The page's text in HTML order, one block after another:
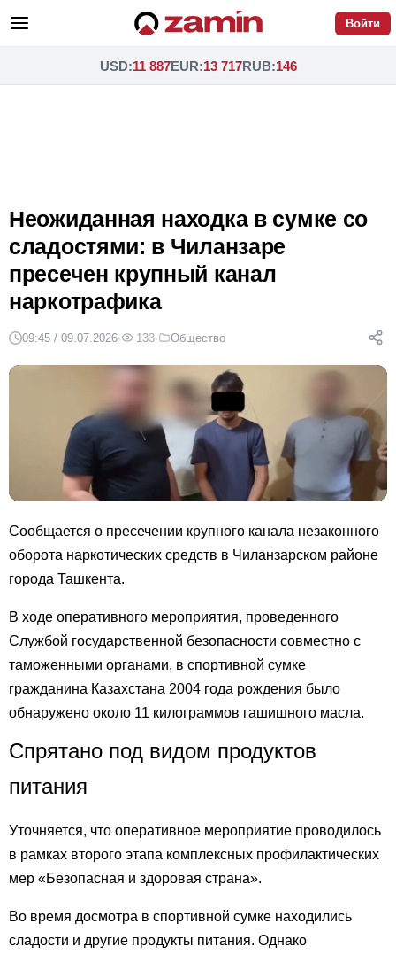
Войти
USD:11 887EUR:13 717RUB:146
Неожиданная находка в сумке со
сладостями: в Чиланзаре
пресечен крупный канал
наркотрафика
09:45 / 09.07.2026· 133· Общество
Сообщается о пресечении крупного канала незаконного
оборота наркотических средств в Чиланзарском районе
города Ташкента.
В ходе оперативного мероприятия, проведенного
Службой государственной безопасности совместно с
таможенными органами, в спортивной сумке
гражданина Казахстана 2004 года рождения было
обнаружено около 11 килограммов гашишного масла.
Спрятано под видом продуктов
питания
Уточняется, что оперативное мероприятие проводилось
в рамках второго этапа комплексных профилактических
мер «Безопасная и здоровая страна».
Во время досмотра в спортивной сумке находились
сладости и другие продукты питания. Однако